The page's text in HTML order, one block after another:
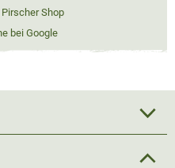
Shop
bei Google